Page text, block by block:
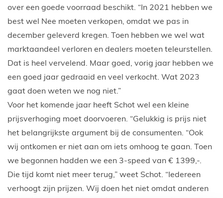
over een goede voorraad beschikt. “In 2021 hebben we
best wel Nee moeten verkopen, omdat we pas in
december geleverd kregen. Toen hebben we wel wat
marktaandeel verloren en dealers moeten teleurstellen.
Dat is heel vervelend. Maar goed, vorig jaar hebben we
een goed jaar gedraaid en veel verkocht. Wat 2023
gaat doen weten we nog niet.”
Voor het komende jaar heeft Schot wel een kleine
prijsverhoging moet doorvoeren. “Gelukkig is prijs niet
het belangrijkste argument bij de consumenten. “Ook
wij ontkomen er niet aan om iets omhoog te gaan. Toen
we begonnen hadden we een 3-speed van € 1399,-.
Die tijd komt niet meer terug,” weet Schot. “Iedereen
verhoogt zijn prijzen. Wij doen het niet omdat anderen